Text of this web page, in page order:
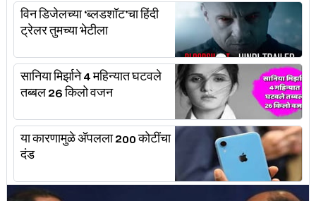
विन डिजेलच्या ‘ब्लडशॉट’चा हिंदी
ट्रेलर तुमच्या भेटीला
सानिया मिर्झाने 4 महिन्यात घटवले
तब्बल 26 किलो वजन
या कारणामुळे अ‍ॅपलला 200 कोटींचा
दंड